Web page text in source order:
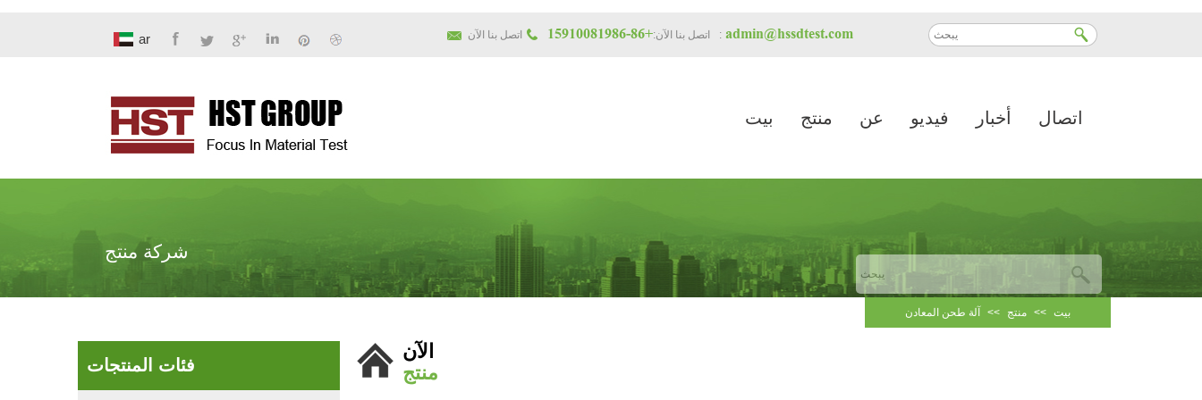
ar اتصل بنا الآن:+86-15910081986 اتصل بنا الآن: admin@hssdtest.com
بيت منتج عن فيديو أخبار اتصال
شركة منتج
بيت >> منتج >> آلة طحن المعادن
فئات المنتجات
الآن
منتج